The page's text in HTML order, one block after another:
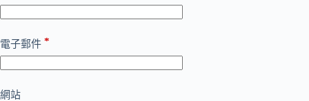
電子郵件 *
網站